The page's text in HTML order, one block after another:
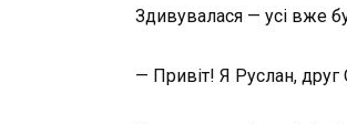
Здивувалася — усі вже
— Привіт! Я Руслан,